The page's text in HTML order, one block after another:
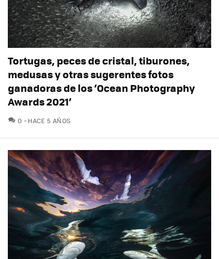
Tortugas, peces de cristal, tiburones,
medusas y otras sugerentes fotos
ganadoras de los ‘Ocean Photography
Awards 2021’
0 COMENTARIOS
HACE 5 AÑOS